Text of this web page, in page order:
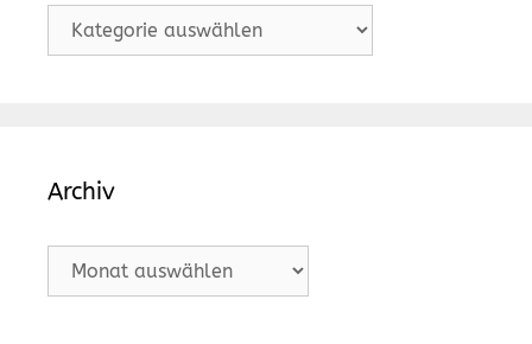
Kategorien
Archiv
Archiv